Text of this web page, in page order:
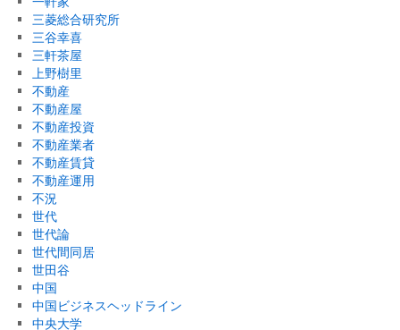
三菱総合研究所
三谷幸喜
三軒茶屋
上野樹里
不動産
不動産屋
不動産投資
不動産業者
不動産賃貸
不動産運用
不況
世代
世代論
世代間同居
世田谷
中国
中国ビジネスヘッドライン
中央大学